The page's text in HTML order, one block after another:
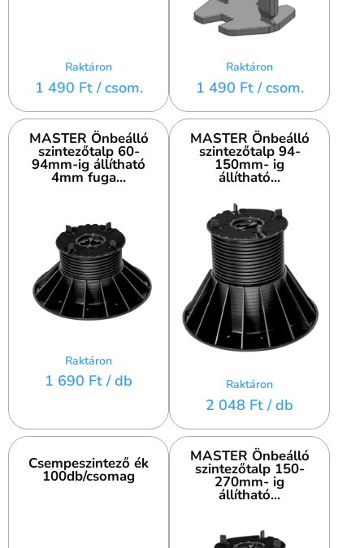
Raktáron
1 490 Ft / csom.
Raktáron
1 490 Ft / csom.
MASTER Önbeálló
szintezőtalp 60-
94mm-ig állítható
4mm fuga...
Raktáron
1 690 Ft / db
MASTER Önbeálló
szintezőtalp 94-
150mm- ig
állítható...
Raktáron
2 048 Ft / db
Csempeszintező ék
100db/csomag
MASTER Önbeálló
szintezőtalp 150-
270mm- ig
állítható...